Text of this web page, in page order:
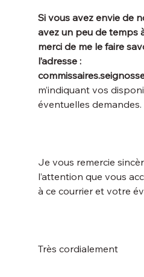
Si vous avez envie de
avez un peu de temps
merci de me le faire
l’adresse :
m’indiquant vos
Je vous remercie
l’attention que vous
Très cordialement